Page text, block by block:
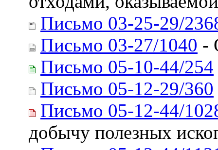
Письмо 03-25-29/
Письмо 03-27/1040 -
Письмо 05-10-44/254
Письмо 05-12-29/360
Письмо 05-12-44/
добычу полезных